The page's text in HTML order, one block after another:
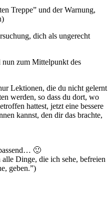
Treppe” und der Warnung,
dich als ungerecht
zum Mittelpunkt des
Lektionen, die du nicht gelernt
werden, so dass du dort, wo
hattest, jetzt eine bessere
kannst, den dir das brachte,
🙂
Dinge, die ich sehe, befreien
geben.”)